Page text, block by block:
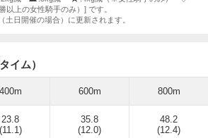
上の女性騎手のみ）] です。
日開催の場合）に更新されます。
イム）
400m 600m 800m
23.8
(11.1)
35.8
(12.0)
48.2
(12.4)